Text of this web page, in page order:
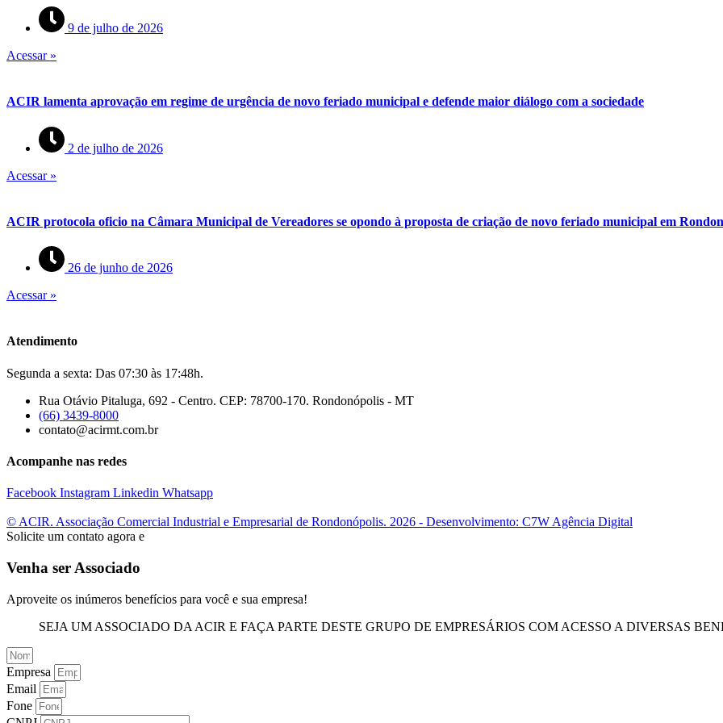
9 de julho de 2026
Acessar »
ACIR lamenta aprovação em regime de urgência de novo feriado municipal e defende maior diálogo com a sociedade
2 de julho de 2026
Acessar »
ACIR protocola oficio na Câmara Municipal de Vereadores se opondo à proposta de criação de novo feriado municipal em
26 de junho de 2026
Acessar »
Atendimento
Segunda a sexta: Das 07:30 às 17:48h.
Rua Otávio Pitaluga, 692 - Centro. CEP: 78700-170. Rondonópolis - MT
(66) 3439-8000
contato@acirmt.com.br
Acompanhe nas redes
Facebook Instagram Linkedin Whatsapp
© ACIR. Associação Comercial Industrial e Empresarial de Rondonópolis. 2026 - Desenvolvimento: C7W Agência Digital
Solicite um contato agora e
Venha ser Associado
Aproveite os inúmeros benefícios para você e sua empresa!
SEJA UM ASSOCIADO DA ACIR E FAÇA PARTE DESTE GRUPO DE EMPRESÁRIOS COM ACESSO A DIVERSAS
Empresa
Email
Fone